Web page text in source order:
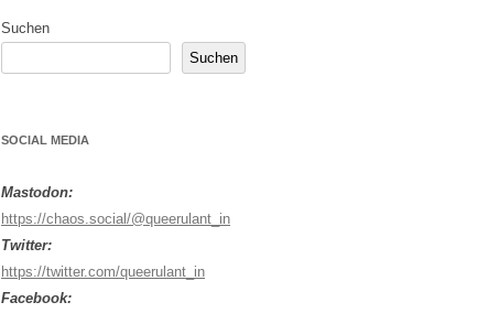
Suchen
Suchen
SOCIAL MEDIA
Mastodon:
https://chaos.social/@queerulant_in
Twitter:
https://twitter.com/queerulant_in
Facebook: